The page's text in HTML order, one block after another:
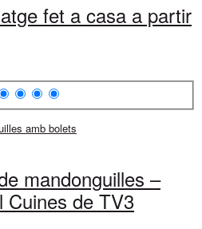
fet a casa a partir
mandonguilles –
Cuines de TV3